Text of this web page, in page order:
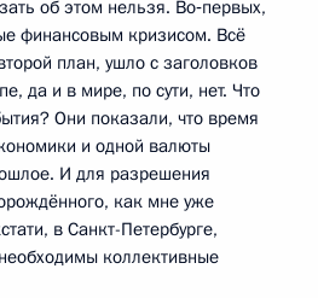
об этом нельзя. Во‑первых,
финансовым кризисом. Всё
план, ушло с заголовков
да и в мире, по сути, нет. Что
Они показали, что время
и одной валюты
И для разрешения
как мне уже
в Санкт-Петербурге,
коллективные